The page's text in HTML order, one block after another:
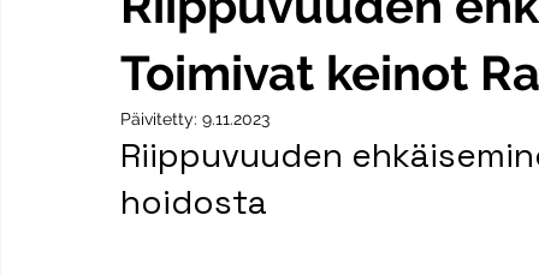
Toimivat keinot
Päivitetty: 9.11.2023
Riippuvuuden
hoidosta